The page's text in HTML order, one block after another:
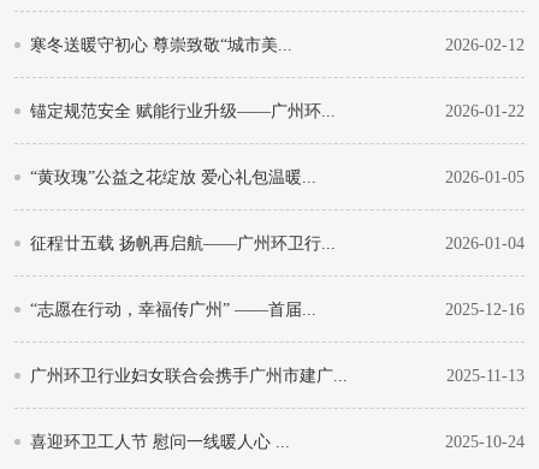
寒冬送暖守初心 尊崇致敬“城市美... 2026-02-12
锚定规范安全 赋能行业升级——广州环... 2026-01-22
“黄玫瑰”公益之花绽放 爱心礼包温暖... 2026-01-05
征程廿五载 扬帆再启航——广州环卫行... 2026-01-04
“志愿在行动，幸福传广州” ——首届... 2025-12-16
广州环卫行业妇女联合会携手广州市建广... 2025-11-13
喜迎环卫工人节 慰问一线暖人心 ... 2025-10-24